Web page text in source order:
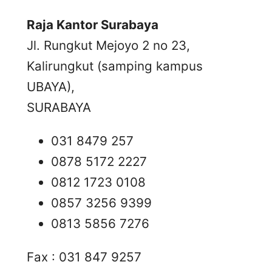
Raja Kantor Surabaya
Jl. Rungkut Mejoyo 2 no 23,
Kalirungkut (samping kampus
UBAYA),
SURABAYA
031 8479 257
0878 5172 2227
0812 1723 0108
0857 3256 9399
0813 5856 7276
Fax : 031 847 9257